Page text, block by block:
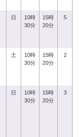
日
10時
30分
15時
20分
5
土
10時
30分
15時
20分
2
日
10時
30分
15時
20分
3